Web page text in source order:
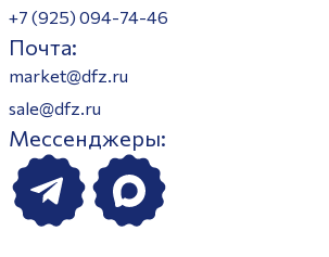
+7 (925) 094-74-46
Почта:
market@dfz.ru
sale@dfz.ru
Мессенджеры: